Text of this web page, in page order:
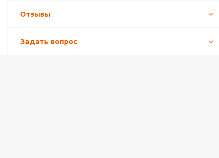
Отзывы
Задать вопрос